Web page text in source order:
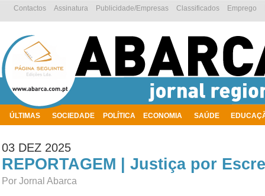
ÚLTIMAS SOCIEDADE POLÍTICA ECONOMIA SAÚDE
Emprego
Classificados
Publicidade/Empresas
Assinatura
Contactos
03 DEZ 2025
REPORTAGEM | Justiça por
Por Jornal Abarca